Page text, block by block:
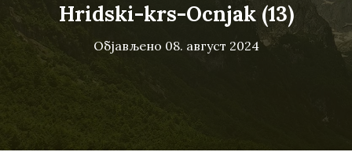
Hridski-krs-Ocnjak (13)
Објављено 08. август 2024